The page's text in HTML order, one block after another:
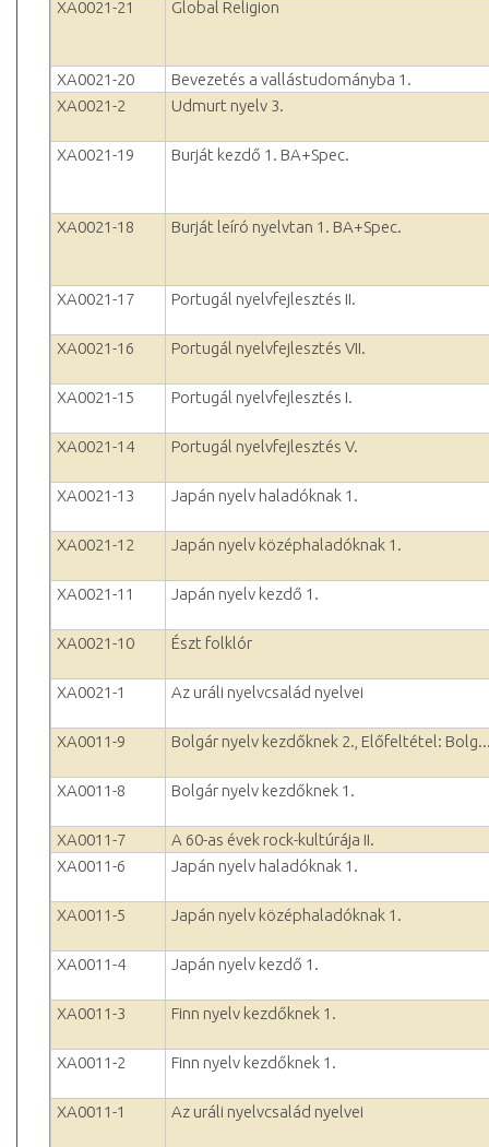
XA0021-21
Global Religion
XA0021-20
Bevezetés a vallástudományba 1.
XA0021-2
Udmurt nyelv 3.
XA0021-19 Burját kezdő 1. BA+Spec.
XA0021-18 Burját leíró nyelvtan 1. BA+Spec.
XA0021-17 Portugál nyelvfejlesztés II.
XA0021-16 Portugál nyelvfejlesztés VII.
XA0021-15 Portugál nyelvfejlesztés I.
XA0021-14 Portugál nyelvfejlesztés V.
XA0021-13 Japán nyelv haladóknak 1.
XA0021-12 Japán nyelv középhaladóknak 1.
XA0021-11 Japán nyelv kezdő 1.
XA0021-10 Észt folklór
XA0021-1 Az uráli nyelvcsalád nyelvei
XA0011-9 Bolgár nyelv kezdőknek 2., Előfeltétel:
XA0011-8 Bolgár nyelv kezdőknek 1.
XA0011-7
A 60-as évek rock-kultúrája II.
XA0011-6
Japán nyelv haladóknak 1.
XA0011-5 Japán nyelv középhaladóknak 1.
XA0011-4 Japán nyelv kezdő 1.
XA0011-3 Finn nyelv kezdőknek 1.
XA0011-2 Finn nyelv kezdőknek 1.
XA0011-1 Az uráli nyelvcsalád nyelvei